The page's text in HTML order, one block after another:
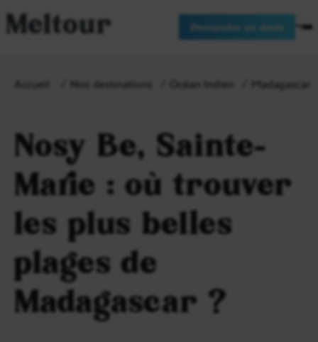
Meltour Demander un devis
Accueil Nos destinations Océan Indien Madagascar
Nosy Be, Sainte-
Marie : où trouver
les plus belles
plages de
Madagascar ?